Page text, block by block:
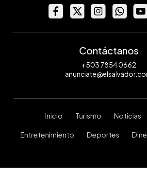
Contáctanos
+503 7854 0662
Inicio Turismo Noticias
Entretenimiento Deportes